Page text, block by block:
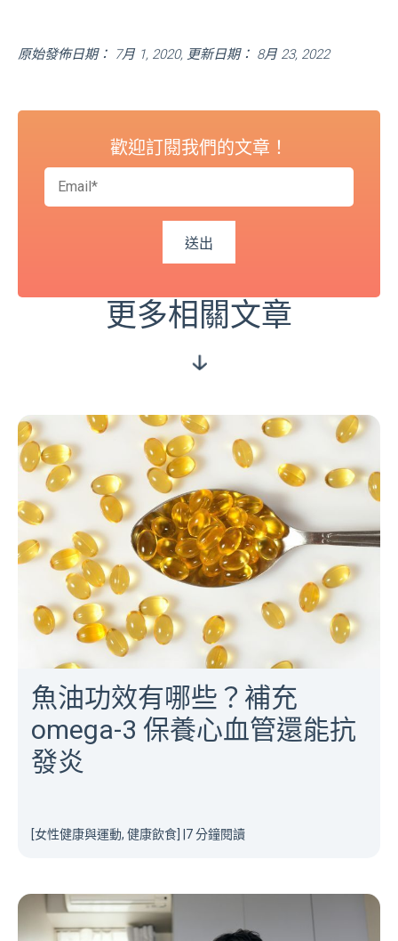
原始發佈日期： 7月 1, 2020, 更新日期： 8月 23, 2022
歡迎訂閱我們的文章！
更多相關文章
魚油功效有哪些？補充
omega-3 保養心血管還能抗
發炎
[女性健康與運動, 健康飲食] 7 分鐘閱讀